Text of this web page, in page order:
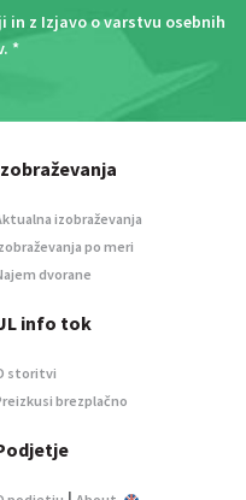
in z Izjavo o varstvu osebnih
. *
izobraževanja
po meri
dvorane
info tok
storitvi
brezplačno